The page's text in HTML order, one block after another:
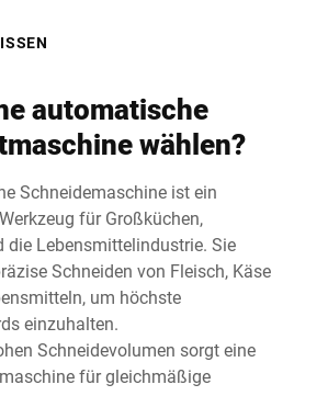
automatische
wählen?
Schneidemaschine ist ein
für Großküchen,
die Lebensmittelindustrie. Sie
Schneiden von Fleisch, Käse
um höchste
einzuhalten.
Schneidevolumen sorgt eine
für gleichmäßige